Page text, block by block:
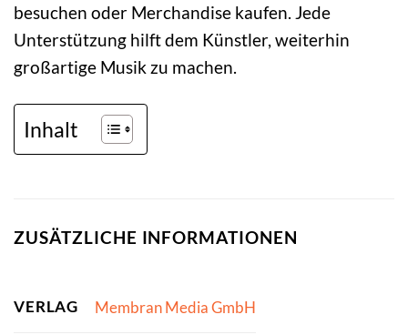
besuchen oder Merchandise kaufen. Jede
Unterstützung hilft dem Künstler, weiterhin
großartige Musik zu machen.
Inhalt
ZUSÄTZLICHE INFORMATIONEN
VERLAG Membran Media GmbH